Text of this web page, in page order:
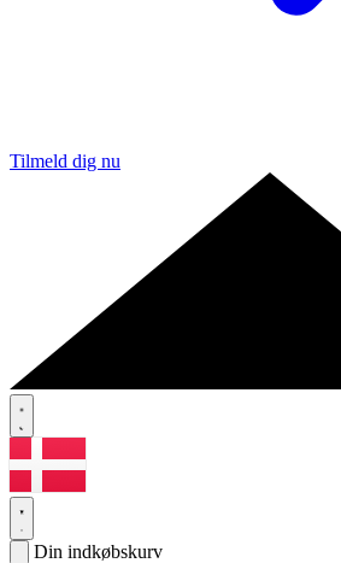
Tilmeld dig nu
Din indkøbskurv